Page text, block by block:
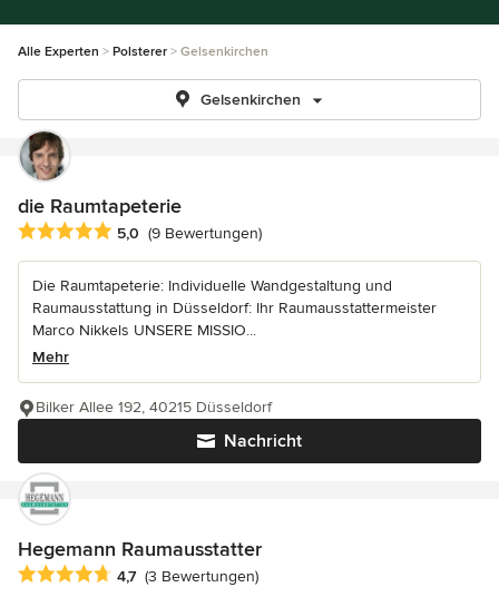
Alle Experten Polsterer Gelsenkirchen
Gelsenkirchen
die Raumtapeterie
Durchschnittliche Bewertung: 5 von 5 Sternen
5,0 (9 Bewertungen)
Die Raumtapeterie: Individuelle Wandgestaltung und
Raumausstattung in Düsseldorf: Ihr Raumausstattermeister
Marco Nikkels UNSERE MISSIO...
Mehr
Nachricht
Bilker Allee 192, 40215 Düsseldorf
Hegemann Raumausstatter
Durchschnittliche Bewertung: 4.7 von 5 Sternen
4,7 (3 Bewertungen)